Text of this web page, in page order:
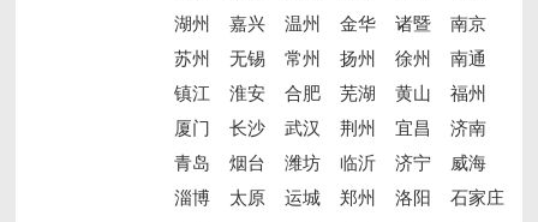
湖州
嘉兴 温州 金华 诸暨
南京
苏州
无锡 常州 扬州 徐州
南通
镇江
淮安 合肥 芜湖 黄山
福州
厦门
长沙 武汉 荆州 宜昌
济南
青岛
烟台 潍坊 临沂 济宁
威海
淄博
太原 运城 郑州 洛阳
石家庄